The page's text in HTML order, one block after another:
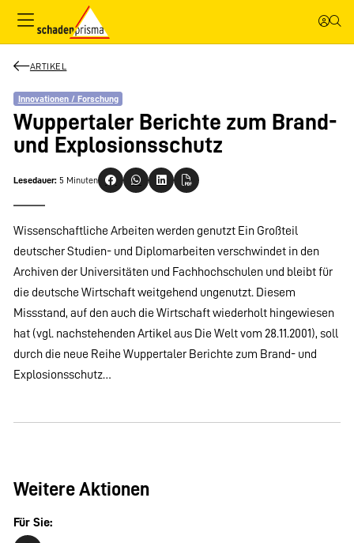
ARTIKEL
Innovationen / Forschung
Wuppertaler Berichte zum Brand-
und Explosionsschutz
Lesedauer: 5 Minuten
Wissenschaftliche Arbeiten werden genutzt Ein Großteil
deutscher Studien- und Diplomarbeiten verschwindet in den
Archiven der Universitäten und Fachhochschulen und bleibt für
die deutsche Wirtschaft weitgehend ungenutzt. Diesem
Missstand, auf den auch die Wirtschaft wiederholt hingewiesen
hat (vgl. nachstehenden Artikel aus Die Welt vom 28.11.2001), soll
durch die neue Reihe Wuppertaler Berichte zum Brand- und
Explosionsschutz…
Weitere Aktionen
Für Sie: